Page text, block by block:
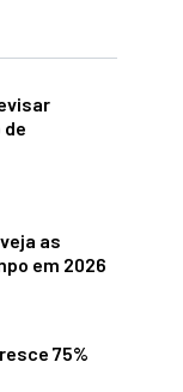
as
em 2026
75%